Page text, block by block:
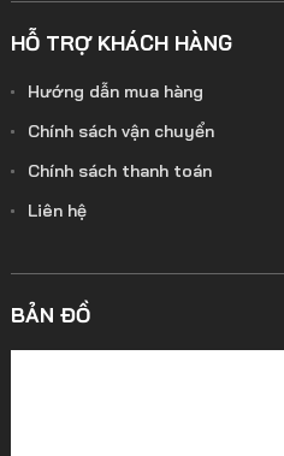
HỖ TRỢ KHÁCH HÀNG
Hướng dẫn mua hàng
Chính sách vận chuyển
Chính sách thanh toán
Liên hệ
BẢN ĐỒ